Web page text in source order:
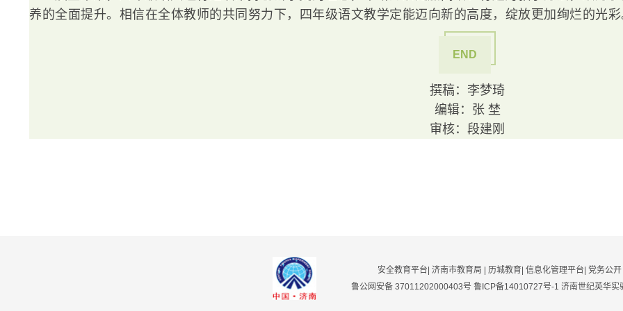
养的全面提升。相信在全体教师的共同努力下，四年级语文教学定能迈向新的高度，绽放更加绚烂的光彩
END
撰稿：李梦琦
编辑：张 埜
审核：段建刚
安全教育平台 济南市教育局 历城教育 信息化管理平台 党务公开
鲁公网安备 37011202000403号 鲁ICP备14010727号-1 济南世纪英华实